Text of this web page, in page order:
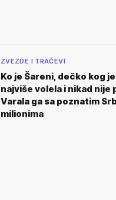
ZVEZDE I TRAČEVI
Ko je Šareni, dečko kog
najviše volela i nikad nije
Varala ga sa poznatim
milionima